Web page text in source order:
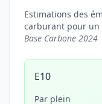
Estimations des
carburant pour un
Base Carbone 2024
E10
Par plein